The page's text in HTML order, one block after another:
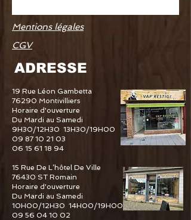
Mentions légales
CGV
ADRESSE
19 Rue Léon Gambetta
76290 Montivilliers
Horaire d'ouverture
Du Mardi au Samedi
9H30/12H30 13H30/19H00
09 87 10 21 03
06 15 61 18 94
15 Rue De L’hôtel De Ville
76430 ST Romain
Horaire d'ouverture
Du Mardi au Samedi
10H00/12H30 14H00/19H00
09 56 04 10 02